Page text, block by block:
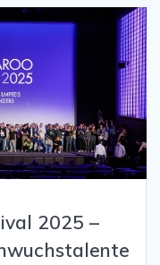
2025 –